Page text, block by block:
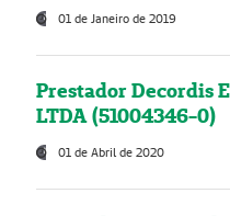
01 de Janeiro de 2019
Prestador Decordis
LTDA (51004346-0)
01 de Abril de 2020